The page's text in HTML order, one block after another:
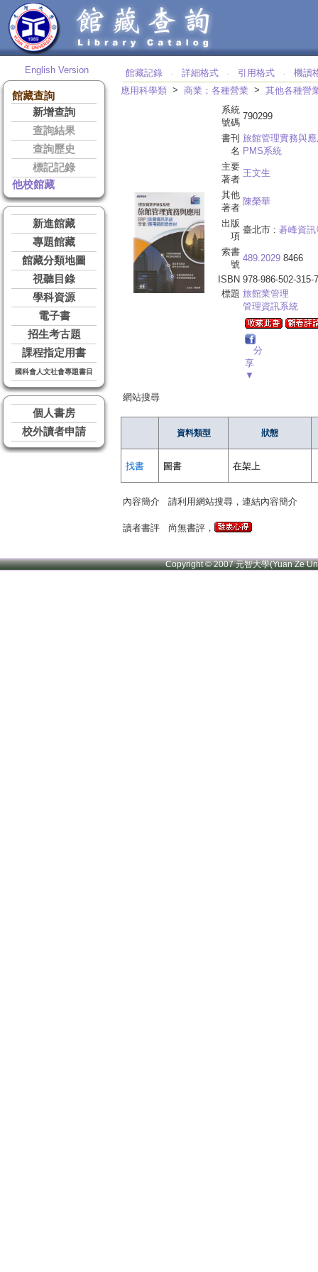
English Version
館藏查詢
新增查詢
查詢結果
查詢歷史
標記記錄
他校館藏
新進館藏
專題館藏
館藏分類地圖
視聽目錄
學科資源
電子書
招生考古題
課程指定用書
國科會人文社會專題書目
個人書房
校外讀者申請
館藏記錄 ‧ 詳細格式 ‧ 引用格式 ‧
機讀
應用科學類 > 商業；各種營業 > 其他各種營
系統
號碼
790299
書刊
名
旅館管理實務與
PMS系統
主要
著者
王文生
其他
著者
陳榮華
出版
項
臺北市 : 碁峰資訊
索書
號
489.2029 8466
ISBN 978-986-502-315-7
標題 旅館業管理
管理資訊系統
分
享
▼
網站搜尋
資料類型 狀態
找書 圖書 在架上
內容簡介 請利用網站搜尋，連結內容簡介
讀者書評 尚無書評，
Copyright © 2007 元智大學(Yuan Ze